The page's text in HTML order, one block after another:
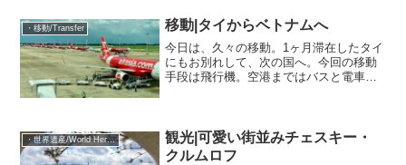
のエスカレーターと比べ物に...
・移動/Transfer 移動|タイからベトナムへ
今日は、久々の移動。1ヶ月滞在したタイ
にもお別れして、次の国へ。今回の移動
手段は飛行機。空港まではバスと電車を
空港...
・世界遺産/World Heritage Site
観光|可愛い街並みチェスキー・
クルムロフ